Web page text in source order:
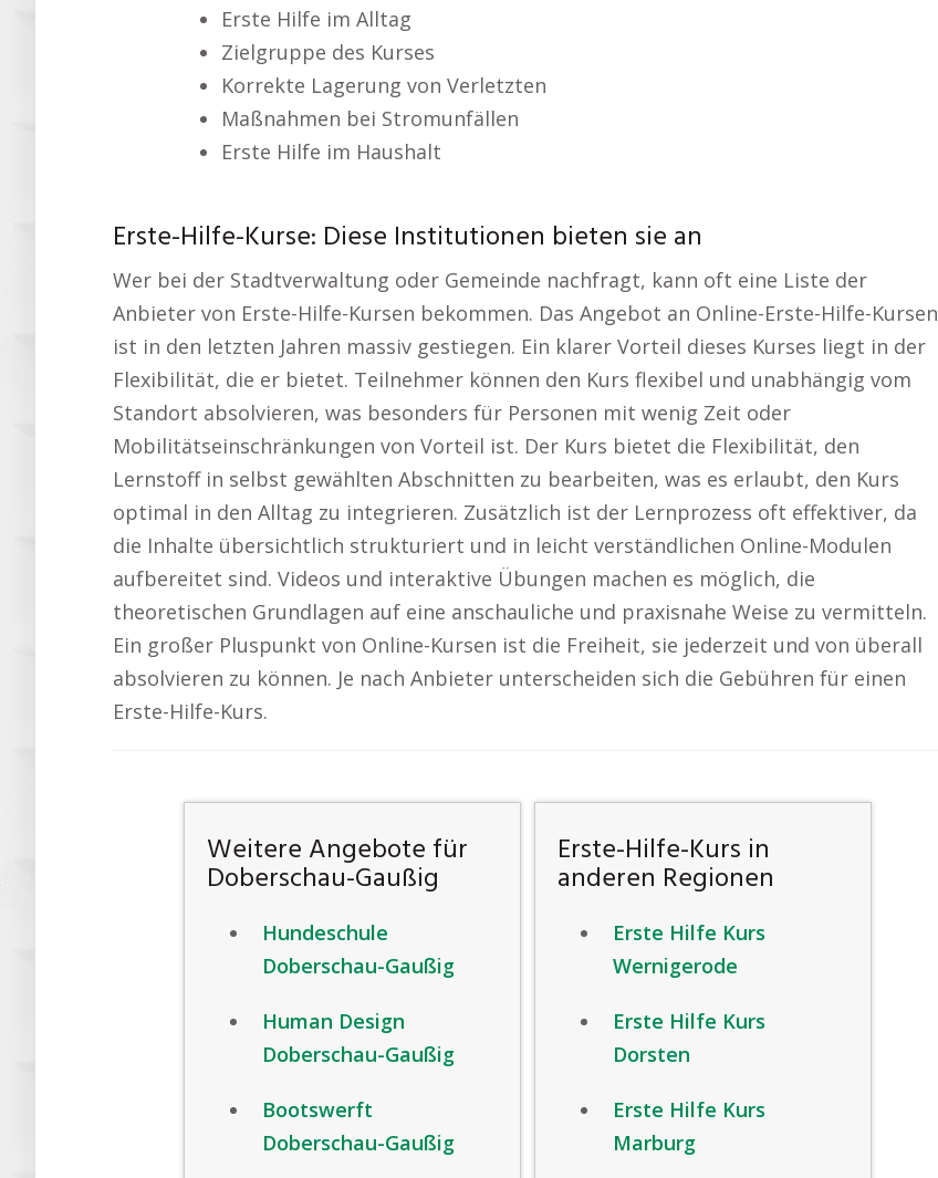
Erste Hilfe im Alltag
Zielgruppe des Kurses
Korrekte Lagerung von Verletzten
Maßnahmen bei Stromunfällen
Erste Hilfe im Haushalt
Erste-Hilfe-Kurse: Diese Institutionen bieten sie an
Wer bei der Stadtverwaltung oder Gemeinde nachfragt, kann oft eine Liste der
Anbieter von Erste-Hilfe-Kursen bekommen. Das Angebot an Online-Erste-Hilfe-Kursen
ist in den letzten Jahren massiv gestiegen. Ein klarer Vorteil dieses Kurses liegt in der
Flexibilität, die er bietet. Teilnehmer können den Kurs flexibel und unabhängig vom
Standort absolvieren, was besonders für Personen mit wenig Zeit oder
Mobilitätseinschränkungen von Vorteil ist. Der Kurs bietet die Flexibilität, den
Lernstoff in selbst gewählten Abschnitten zu bearbeiten, was es erlaubt, den Kurs
optimal in den Alltag zu integrieren. Zusätzlich ist der Lernprozess oft effektiver, da
die Inhalte übersichtlich strukturiert und in leicht verständlichen Online-Modulen
aufbereitet sind. Videos und interaktive Übungen machen es möglich, die
theoretischen Grundlagen auf eine anschauliche und praxisnahe Weise zu vermitteln.
Ein großer Pluspunkt von Online-Kursen ist die Freiheit, sie jederzeit und von überall
absolvieren zu können. Je nach Anbieter unterscheiden sich die Gebühren für einen
Erste-Hilfe-Kurs.
Weitere Angebote für
Doberschau-Gaußig
Hundeschule
Doberschau-Gaußig
Human Design
Doberschau-Gaußig
Bootswerft
Doberschau-Gaußig
Erste-Hilfe-Kurs in
anderen Regionen
Erste Hilfe Kurs
Wernigerode
Erste Hilfe Kurs
Dorsten
Erste Hilfe Kurs
Marburg